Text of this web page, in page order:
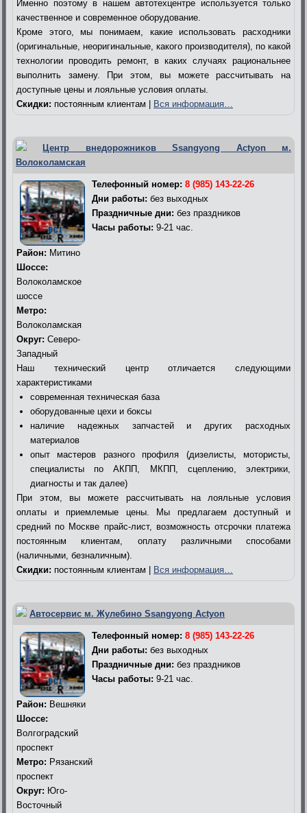
Именно поэтому в нашем автотехцентре используется только
качественное и современное оборудование.
Кроме этого, мы понимаем, какие использовать расходники
(оригинальные, неоригинальные, какого производителя), по какой
технологии проводить ремонт, в каких случаях рациональнее
выполнить замену. При этом, вы можете рассчитывать на
доступные цены и лояльные условия оплаты.
Скидки: постоянным клиентам | Вся информация…
Центр внедорожников Ssangyong Actyon м.
Волоколамская
Телефонный номер: 8 (985) 143-22-26
Дни работы: без выходных
Праздничные дни: без праздников
Часы работы: 9-21 час.
Район: Митино
Шоссе:
Волоколамское
шоссе
Метро:
Волоколамская
Округ: Северо-
Западный
Наш технический центр отличается следующими
характеристиками
современная техническая база
оборудованные цехи и боксы
наличие надежных запчастей и других расходных
материалов
опыт мастеров разного профиля (дизелисты, мотористы,
специалисты по АКПП, МКПП, сцеплению, электрики,
диагносты и так далее)
При этом, вы можете рассчитывать на лояльные условия
оплаты и приемлемые цены. Мы предлагаем доступный и
средний по Москве прайс-лист, возможность отсрочки платежа
постоянным клиентам, оплату различными способами
(наличными, безналичным).
Скидки: постоянным клиентам | Вся информация…
Автосервис м. Жулебино Ssangyong Actyon
Телефонный номер: 8 (985) 143-22-26
Дни работы: без выходных
Праздничные дни: без праздников
Часы работы: 9-21 час.
Район: Вешняки
Шоссе:
Волгоградский
проспект
Метро: Рязанский
проспект
Округ: Юго-
Восточный